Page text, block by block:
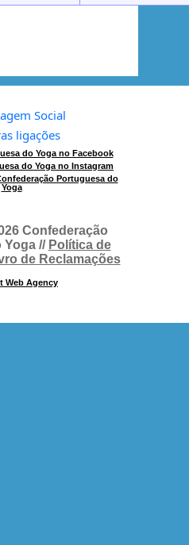
Social
ligações
Confederação
Yoga // Política de
de Reclamações